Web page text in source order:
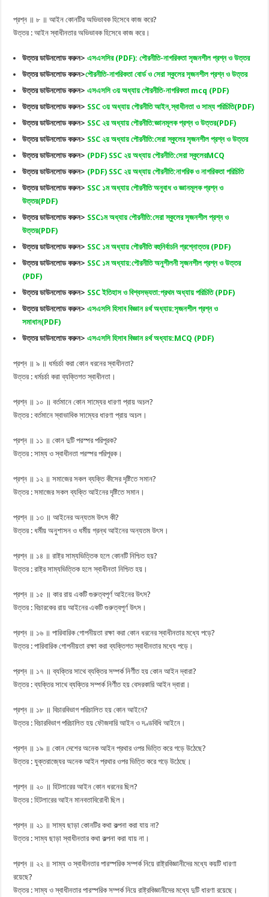
প্রশ্ন ॥ ৮ ॥ আইন কোনটির অভিভাবক হিসেবে কাজ করে?
উত্তর : আইন স্বাধীনতার অভিভাবক হিসেবে কাজ করে।
উত্তর ডাউনলোড করুন>এসএসসির (PDF): পৌরনীতি-নাগরিকতা সৃজনশীল প্রশ্ন ও উত্তর
উত্তর ডাউনলোড করুন>পৌরনীতি-নাগরিকতা বোর্ড ও সেরা স্কুলের সৃজনশীল প্রশ্ন ও উত্তর
উত্তর ডাউনলোড করুন>এসএসসি ৩য় অধ্যায় পৌরনীতি-নাগরিকতা mcq (PDF)
উত্তর ডাউনলোড করুন> SSC ৩য় অধ্যায় পৌরনীতি আইন,স্বাধীনতা ও সাম্য পরিচিতি(PDF)
উত্তর ডাউনলোড করুন> SSC ২য় অধ্যায় পৌরনীতি:জ্ঞানমূলক প্রশ্ন ও উত্তর(PDF)
উত্তর ডাউনলোড করুন> SSC ২য় অধ্যায় পৌরনীতি:সেরা স্কুলের সৃজনশীল প্রশ্ন ও উত্তর
উত্তর ডাউনলোড করুন> (PDF) SSC ২য় অধ্যায় পৌরনীতি:সেরা স্কুলেরMCQ
উত্তর ডাউনলোড করুন> (PDF) SSC ২য় অধ্যায় পৌরনীতি:নাগরিক ও নাগরিকতা পরিচিতি
উত্তর ডাউনলোড করুন> SSC ১ম অধ্যায় পৌরনীতি অনুবাধ ও জ্ঞানমূলক প্রশ্ন ও
উত্তর(PDF)
উত্তর ডাউনলোড করুন> SSC১ম অধ্যায় পৌরনীতি:সেরা স্কুলের সৃজনশীল প্রশ্ন ও
উত্তর(PDF)
উত্তর ডাউনলোড করুন> SSC ১ম অধ্যায় পৌরনীতি বহুনির্বাচনি প্রশ্নোত্তর (PDF)
উত্তর ডাউনলোড করুন> SSC ১ম অধ্যায়:পৌরনীতি অনুশীলনী সৃজনশীল প্রশ্ন ও উত্তর
(PDF)
উত্তর ডাউনলোড করুন> SSC ইতিহাস ও বিশ্বসভ্যতা:প্রথম অধ্যায় পরিচিতি (PDF)
উত্তর ডাউনলোড করুন>এসএসসি হিসাব বিজ্ঞান ৪র্থ অধ্যায়:সৃজনশীল প্রশ্ন ও
সমাধান(PDF)
উত্তর ডাউনলোড করুন>এসএসসি হিসাব বিজ্ঞান ৪র্থ অধ্যায়:MCQ (PDF)
প্রশ্ন ॥ ৯ ॥ ধর্মচর্চা করা কোন ধরনের স্বাধীনতা?
উত্তর : ধর্মচর্চা করা ব্যক্তিগত স্বাধীনতা।
প্রশ্ন ॥ ১০ ॥ বর্তমানে কোন সাম্যের ধারণা প্রায় অচল?
উত্তর : বর্তমানে স্বাভাবিক সাম্যের ধারণা প্রায় অচল।
প্রশ্ন ॥ ১১ ॥ কোন দুটি পরস্পর পরিপূরক?
উত্তর : সাম্য ও স্বাধীনতা পরস্পর পরিপূরক।
প্রশ্ন ॥ ১২ ॥ সমাজের সকল ব্যক্তি কীসের দৃষ্টিতে সমান?
উত্তর : সমাজের সকল ব্যক্তি আইনের দৃষ্টিতে সমান।
প্রশ্ন ॥ ১৩ ॥ আইনের অন্যতম উৎস কী?
উত্তর : ধর্মীয় অনুশাসন ও ধর্মীয় গ্রন্থ আইনের অন্যতম উৎস।
প্রশ্ন ॥ ১৪ ॥ রাষ্ট্র সাম্যভিত্তিক হলে কোনটি নিশ্চিত হয়?
উত্তর : রাষ্ট্র সাম্যভিত্তিক হলে স্বাধীনতা নিশ্চিত হয়।
প্রশ্ন ॥ ১৫ ॥ কার রায় একটি গুরুত্বপূর্ণ আইনের উৎস?
উত্তর : বিচারকের রায় আইনের একটি গুরুত্বপূর্ণ উৎস।
প্রশ্ন ॥ ১৬ ॥ পারিবারিক গোপনীয়তা রক্ষা করা কোন ধরনের স্বাধীনতার মধ্যে পড়ে?
উত্তর : পারিবারিক গোপনীয়তা রক্ষা করা ব্যক্তিগত স্বাধীনতার মধ্যে পড়ে।
প্রশ্ন ॥ ১৭ ॥ ব্যক্তির সাথে ব্যক্তির সম্পর্ক নির্ণীত হয় কোন আইন দ্বারা?
উত্তর : ব্যক্তির সাথে ব্যক্তির সম্পর্ক নির্ণীত হয় বেসরকারি আইন দ্বারা।
প্রশ্ন ॥ ১৮ ॥ বিচারবিভাগ পরিচালিত হয় কোন আইনে?
উত্তর : বিচারবিভাগ পরিচালিত হয় ফৌজদারি আইন ও দণ্ডবিধি আইনে।
প্রশ্ন ॥ ১৯ ॥ কোন দেশের অনেক আইন প্রথার ওপর ভিত্তি করে গড়ে উঠেছে?
উত্তর : যুক্তরাজ্যের অনেক আইন প্রথার ওপর ভিত্তি করে গড়ে উঠেছে।
প্রশ্ন ॥ ২০ ॥ হিটলারের আইন কোন ধরনের ছিল?
উত্তর : হিটলারের আইন মানবতাবিরোধী ছিল।
প্রশ্ন ॥ ২১ ॥ সাম্য ছাড়া কোনটির কথা কল্পনা করা যায় না?
উত্তর : সাম্য ছাড়া স্বাধীনতার কথা কল্পনা করা যায় না।
প্রশ্ন ॥ ২২ ॥ সাম্য ও স্বাধীনতার পারস্পরিক সম্পর্ক নিয়ে রাষ্ট্রবিজ্ঞানীদের মধ্যে কয়টি ধারণা
রয়েছে?
উত্তর : সাম্য ও স্বাধীনতার পারস্পরিক সম্পর্ক নিয়ে রাষ্ট্রবিজ্ঞানীদের মধ্যে দুটি ধারণা রয়েছে।